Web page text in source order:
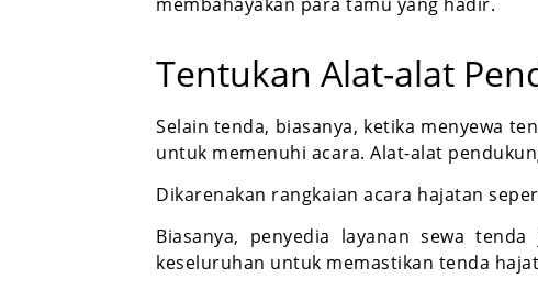
Tentukan Alat-alat
Selain tenda, biasanya, ketika menyewa
untuk memenuhi acara. Alat-alat
Dikarenakan rangkaian acara hajatan
Biasanya, penyedia layanan sewa
keseluruhan untuk memastikan tenda